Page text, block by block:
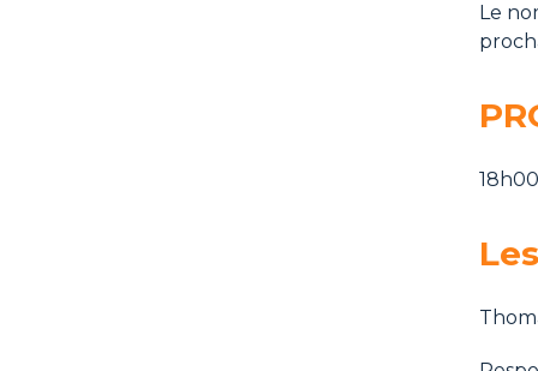
Le